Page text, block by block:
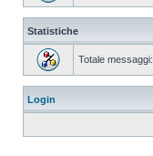
Statistiche
Totale messaggi:
Login